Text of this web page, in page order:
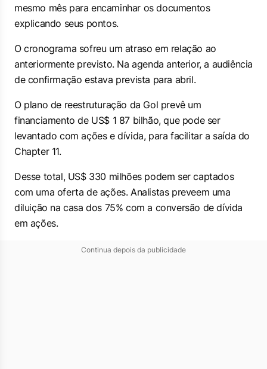
mesmo mês para encaminhar os documentos
explicando seus pontos.
O cronograma sofreu um atraso em relação ao
anteriormente previsto. Na agenda anterior, a audiência
de confirmação estava prevista para abril.
O plano de reestruturação da Gol prevê um
financiamento de US$ 1 87 bilhão, que pode ser
levantado com ações e dívida, para facilitar a saída do
Chapter 11.
Desse total, US$ 330 milhões podem ser captados
com uma oferta de ações. Analistas preveem uma
diluição na casa dos 75% com a conversão de dívida
em ações.
Continua depois da publicidade